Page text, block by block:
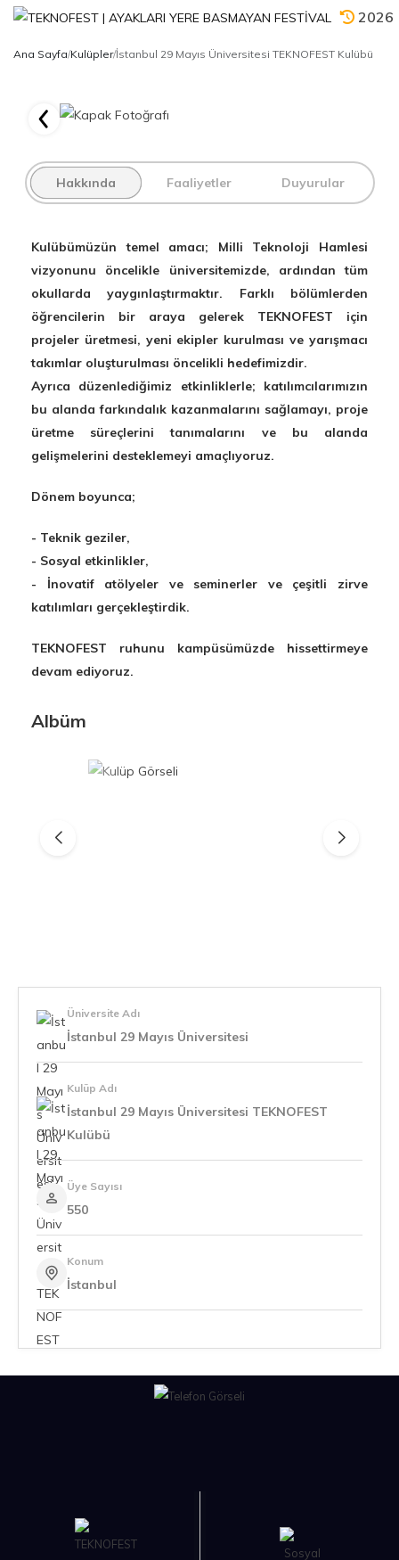
2026
Ana Sayfa/Kulüpler/İstanbul 29 Mayıs Üniversitesi TEKNOFEST Kulübü
Hakkında Faaliyetler Duyurular
Kulübümüzün temel amacı; Milli Teknoloji Hamlesi
vizyonunu öncelikle üniversitemizde, ardından tüm
okullarda yaygınlaştırmaktır. Farklı bölümlerden
öğrencilerin bir araya gelerek TEKNOFEST için
projeler üretmesi, yeni ekipler kurulması ve yarışmacı
takımlar oluşturulması öncelikli hedefimizdir.
Ayrıca düzenlediğimiz etkinliklerle; katılımcılarımızın
bu alanda farkındalık kazanmalarını sağlamayı, proje
üretme süreçlerini tanımalarını ve bu alanda
gelişmelerini desteklemeyi amaçlıyoruz.
Dönem boyunca;
- Teknik geziler,
- Sosyal etkinlikler,
- İnovatif atölyeler ve seminerler ve çeşitli zirve
katılımları gerçekleştirdik.
TEKNOFEST ruhunu kampüsümüzde hissettirmeye
devam ediyoruz.
Albüm
Üniversite Adı
İstanbul 29 Mayıs Üniversitesi
Kulüp Adı
İstanbul 29 Mayıs Üniversitesi TEKNOFEST
Kulübü
Üye Sayısı
550
Konum
İstanbul